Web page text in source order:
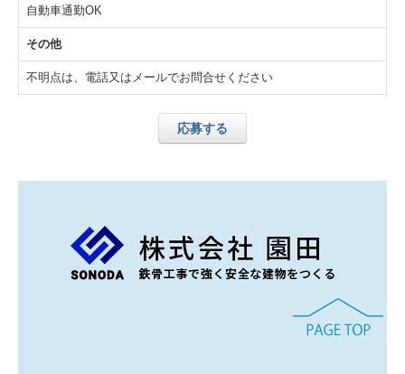
自動車通勤OK
その他
不明点は、電話又はメールでお問合せください
応募する